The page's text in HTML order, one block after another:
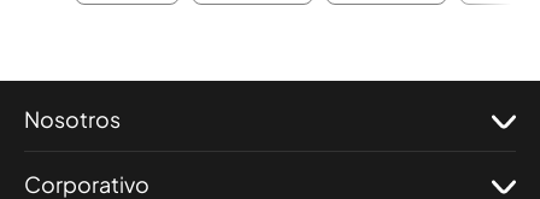
Nosotros
Corporativo